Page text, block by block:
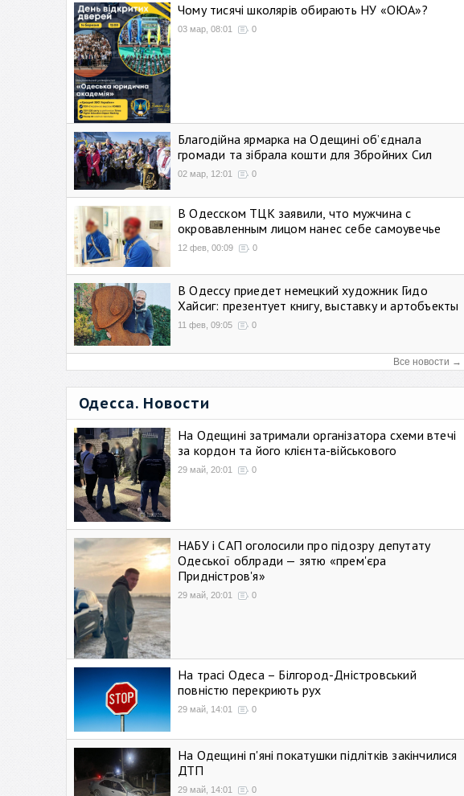
Чому тисячі школярів обирають НУ «ОЮА»?
03 мар, 08:01 0
Благодійна ярмарка на Одещині об’єднала
громади та зібрала кошти для Збройних Сил
02 мар, 12:01 0
В Одесском ТЦК заявили, что мужчина с
окровавленным лицом нанес себе самоувечье
12 фев, 00:09 0
В Одессу приедет немецкий художник Гидо
Хайсиг: презентует книгу, выставку и артобъекты
11 фев, 09:05 0
Все новости →
Одесса. Новости
На Одещині затримали організатора схеми втечі
за кордон та його клієнта-військового
29 май, 20:01 0
НАБУ і САП оголосили про підозру депутату
Одеської облради — зятю «прем'єра
Придністров'я»
29 май, 20:01 0
На трасі Одеса – Білгород-Дністровський
повністю перекриють рух
29 май, 14:01 0
На Одещині п'яні покатушки підлітків закінчилися
ДТП
29 май, 14:01 0